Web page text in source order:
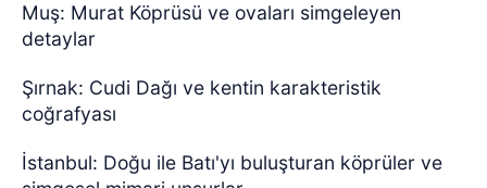
Muş: Murat Köprüsü ve ovaları simgeleyen
detaylar
Şırnak: Cudi Dağı ve kentin karakteristik
coğrafyası
İstanbul: Doğu ile Batı'yı buluşturan köprüler ve